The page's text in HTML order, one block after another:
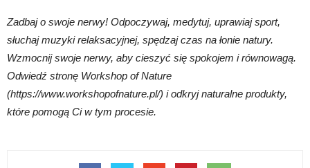
Zadbaj o swoje nerwy! Odpoczywaj, medytuj, uprawiaj sport,
słuchaj muzyki relaksacyjnej, spędzaj czas na łonie natury.
Wzmocnij swoje nerwy, aby cieszyć się spokojem i równowagą.
Odwiedź stronę Workshop of Nature
(https://www.workshopofnature.pl/) i odkryj naturalne produkty,
które pomogą Ci w tym procesie.